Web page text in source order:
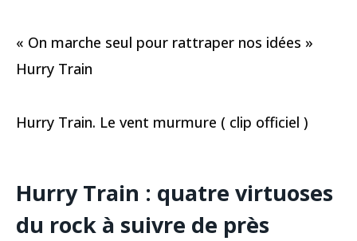
« On marche seul pour rattraper nos idées »
Hurry Train
Hurry Train. Le vent murmure ( clip officiel )
Hurry Train : quatre virtuoses
du rock à suivre de près